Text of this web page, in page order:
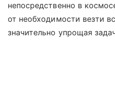
непосредственно в
от необходимости везти
значительно упрощая